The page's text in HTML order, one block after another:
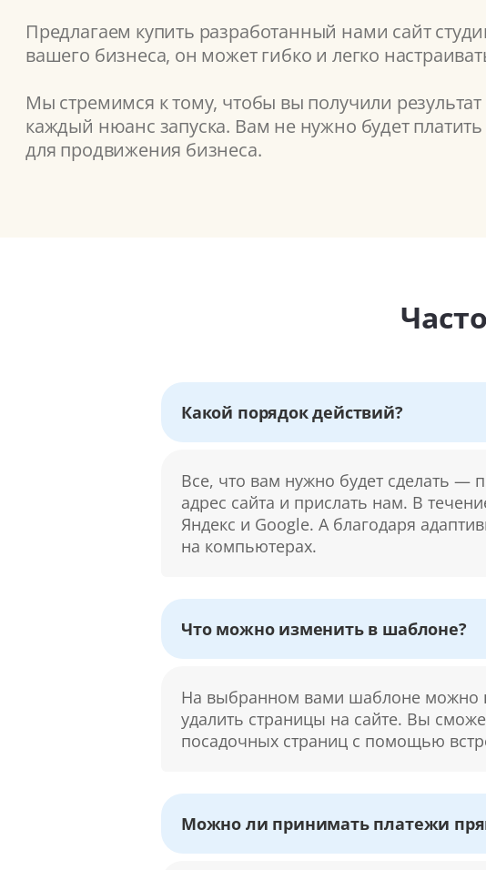
Предлагаем купить разработанный нами сайт
вашего бизнеса, он может гибко и легко
Мы стремимся к тому, чтобы вы получили
каждый нюанс запуска. Вам не нужно будет
для продвижения бизнеса.
Какой порядок действий?
Все, что вам нужно будет сделать —
адрес сайта и прислать нам. В
Яндекс и Google. А благодаря
на компьютерах.
Что можно изменить в шаблоне?
На выбранном вами шаблоне можно
удалить страницы на сайте. Вы
посадочных страниц с помощью
Можно ли принимать платежи